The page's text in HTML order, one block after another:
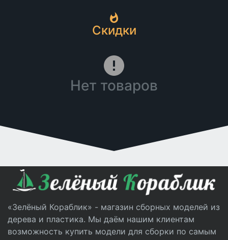
Скидки
Нет товаров
«Зелёный Кораблик» - магазин сборных моделей из
дерева и пластика. Мы даём нашим клиентам
возможность купить модели для сборки по самым